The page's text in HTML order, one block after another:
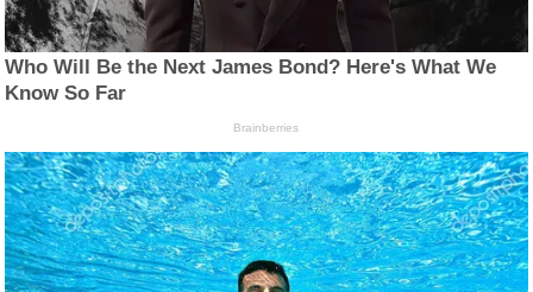
Who Will Be the Next James Bond? Here's What We
Know So Far
Brainberries